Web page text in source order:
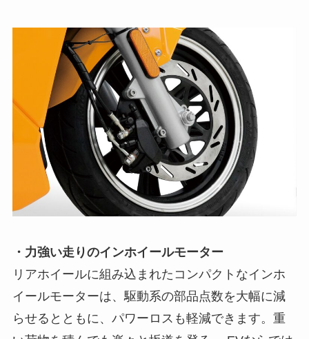
・力強い走りのインホイールモーター
リアホイールに組み込まれたコンパクトなインホ
イールモーターは、駆動系の部品点数を大幅に減
らせるとともに、パワーロスも軽減できます。重